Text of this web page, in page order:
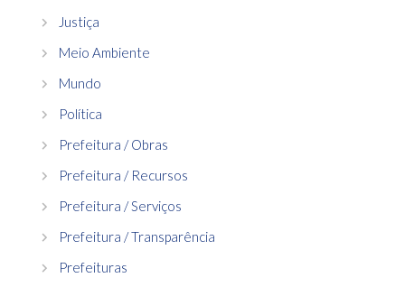
Justiça
Meio Ambiente
Mundo
Política
Prefeitura / Obras
Prefeitura / Recursos
Prefeitura / Serviços
Prefeitura / Transparência
Prefeituras